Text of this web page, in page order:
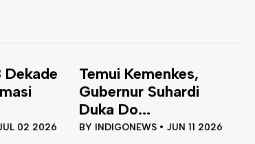
11 2026
Kemenkum Sulbar
Sebut PPNS Sebagai
Instr...
BY INDIGONEWS • JUN 09 2026